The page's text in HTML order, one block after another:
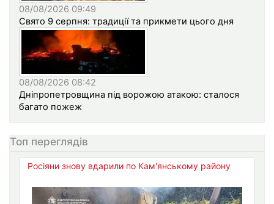
08/08/2026 09:49
Свято 9 серпня: традиції та прикмети цього дня
08/08/2026 08:42
Дніпропетровщина під ворожою атакою: сталося
багато пожеж
Топ переглядів
Росіяни знову вдарили по Кам'янському району